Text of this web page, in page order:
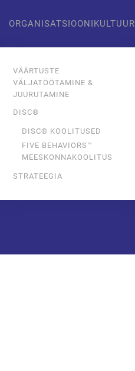
ORGANISATSIOONIKULTUUR
VÄÄRTUSTE
VÄLJATÖÖTAMINE &
JUURUTAMINE
DISC®
DISC® KOOLITUSED
FIVE BEHAVIORS™
MEESKONNAKOOLITUS
STRATEEGIA